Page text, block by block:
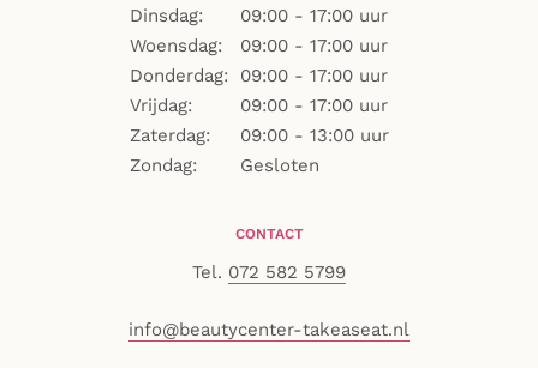
Dinsdag:
09:00 - 17:00 uur
Woensdag:
09:00 - 17:00 uur
Donderdag:
09:00 - 17:00 uur
Vrijdag:
09:00 - 17:00 uur
Zaterdag:
09:00 - 13:00 uur
Zondag:
Gesloten
CONTACT
Tel. 072 582 5799
info@beautycenter-takeaseat.nl